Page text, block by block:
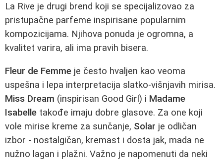
La Rive je drugi brend koji se specijalizovao za
pristupačne parfeme inspirisane popularnim
kompozicijama. Njihova ponuda je ogromna, a
kvalitet varira, ali ima pravih bisera.
Fleur de Femme je često hvaljen kao veoma
uspešna i lepa interpretacija slatko-višnjavih mirisa.
Miss Dream (inspirisan Good Girl) i Madame
Isabelle takođe imaju dobre glasove. Za one koji
vole mirise kreme za sunčanje, Solar je odličan
izbor - nostalgičan, kremast i dosta jak, mada ne
nužno lagan i plažni. Važno je napomenuti da neki